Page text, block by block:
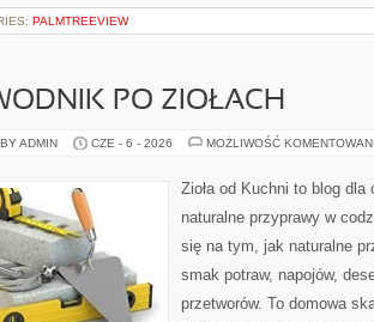
PALMTREEVIEW
PO ZIOŁACH
ADMIN CZE - 6 - 2026 MOŻLIWOŚĆ
Zioła od Kuchni to blog
naturalne przyprawy w
się na tym, jak naturalne
smak potraw, napojów,
przetworów. To domowa